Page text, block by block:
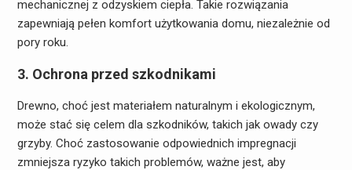
mechanicznej z odzyskiem ciepła. Takie rozwiązania
zapewniają pełen komfort użytkowania domu, niezależnie od
pory roku.
3. Ochrona przed szkodnikami
Drewno, choć jest materiałem naturalnym i ekologicznym,
może stać się celem dla szkodników, takich jak owady czy
grzyby. Choć zastosowanie odpowiednich impregnacji
zmniejsza ryzyko takich problemów, ważne jest, aby